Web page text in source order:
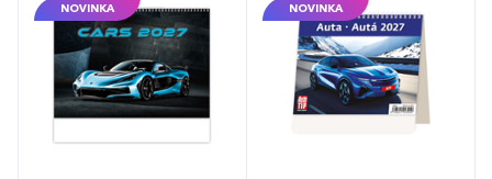
NOVINKA NOVINKA